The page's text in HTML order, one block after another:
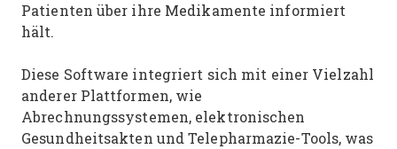
Patienten über ihre Medikamente informiert
hält.
Diese Software integriert sich mit einer Vielzahl
anderer Plattformen, wie
Abrechnungssystemen, elektronischen
Gesundheitsakten und Telepharmazie-Tools, was